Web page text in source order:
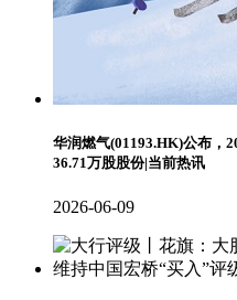
华润燃气(01193.HK)公布，
36.71万股股份|当前热讯
2026-06-09